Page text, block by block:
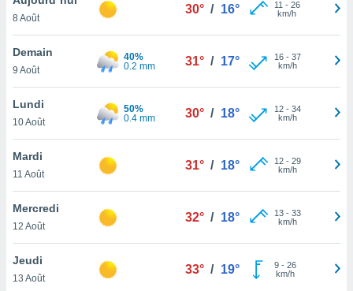
et
»,
au
vous
qu'ils
ou
le
ainsi
un
8 Août
30° / 16° 11 - 26
km/h
Demain
9 Août
40%
0.2 mm
31° / 17° 16- 37
km/h
Lundi
10 Août
50%
0.4 mm
30° / 18° 12- 34
km/h
Mardi
11 Août
31° / 18° 12- 29
km/h
Mercredi
12 Août
32° / 18° 13- 33
km/h
Jeudi
13 Août
33° / 19° 9- 26
km/h